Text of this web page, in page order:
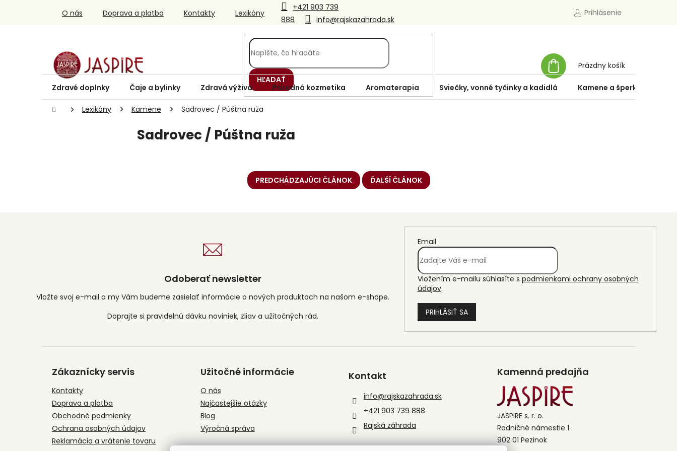
+421 903 739
888
info@rajskazahrada.sk
O nás Doprava a platba Kontakty Lexikóny Prihlásenie
HĽADAŤ
KOŠÍK
Prázdny košík
Zdravé doplnky Čaje a bylinky Zdravá výživa Prírodná kozmetika Aromaterapia Sviečky, vonné tyčinky a kadidlá Kamene a šperky
DomovLexikóny Kamene Sadrovec / Púštna ruža
Sadrovec / Púštna ruža
PREDCHÁDZAJÚCI ČLÁNOK ĎALŠÍ ČLÁNOK
Odoberať newsletter
Vložte svoj e-mail a my Vám budeme zasielať informácie o nových produktoch na našom e-shope.
Email
Vložením e-mailu súhlasíte s podmienkami ochrany osobných
údajov.
PRIHLÁSIŤ SA
Zákaznícky servis
Kontakty
Doprava a platba
Obchodné podmienky
Ochrana osobných údajov
Reklamácia a vrátenie tovaru
Užitočné informácie
O nás
Najčastejšie otázky
Blog
Výročná správa
Kontakt
info@rajskazahrada.sk
+421 903 739 888
Rajská záhrada
Kamenná predajňa
JASPIRE s. r. o.
Radničné námestie 1
902 01 Pezinok